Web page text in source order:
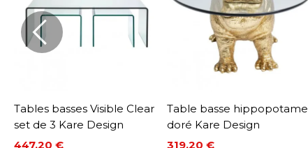
Tables basses Visible Clear
set de 3 Kare Design
447,20 €
Table basse hippopotame
doré Kare Design
319,20 €